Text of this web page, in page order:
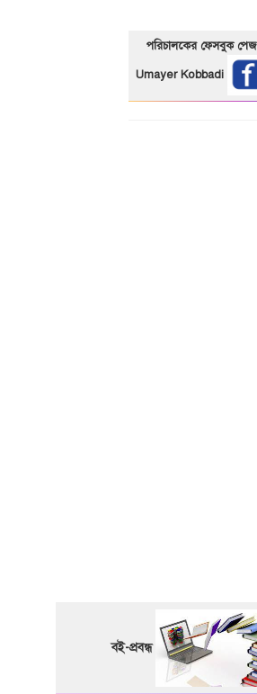
পরিচালকের ফেসবুক পেজ
Umayer Kobbadi
বই-প্রবন্ধ